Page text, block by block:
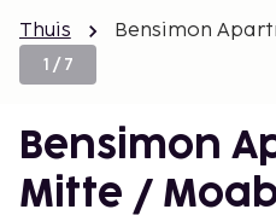
Thuis Bensimon
1 /7
Bensimon
Mitte /